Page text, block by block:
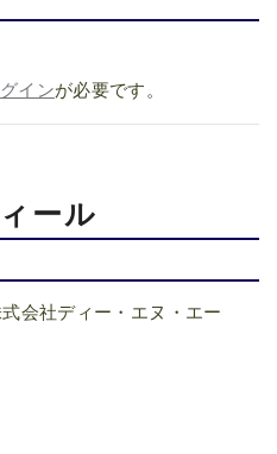
インが必要です。
ール
会社ディー・エヌ・エー